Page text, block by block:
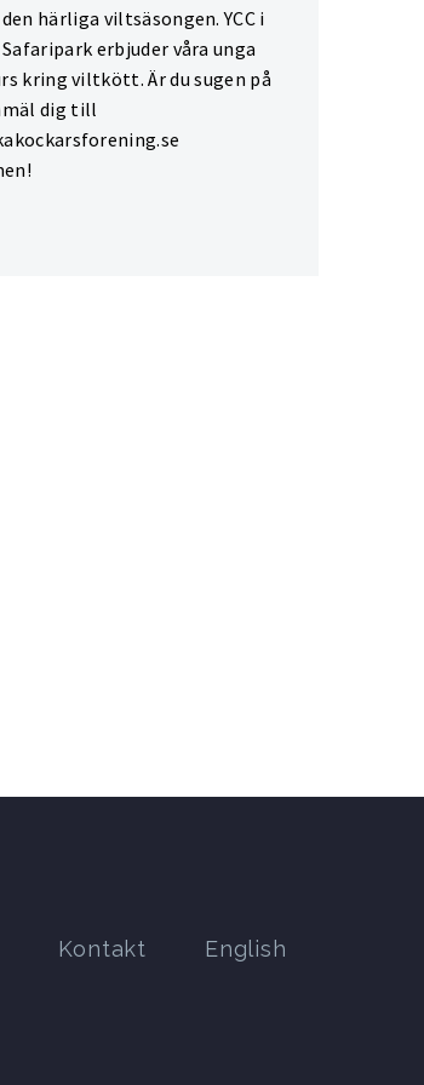
härliga viltsäsongen. YCC i
erbjuder våra unga
kring viltkött. Är du sugen på
dig till
Kontakt English